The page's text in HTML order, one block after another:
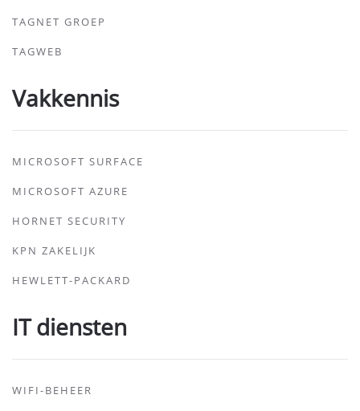
TAGNET GROEP
TAGWEB
Vakkennis
MICROSOFT SURFACE
MICROSOFT AZURE
HORNET SECURITY
KPN ZAKELIJK
HEWLETT-PACKARD
IT diensten
WIFI-BEHEER